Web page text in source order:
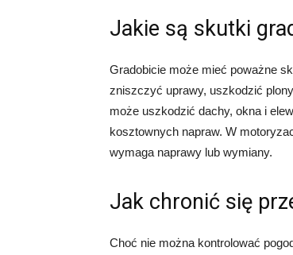
Jakie są skutki
Gradobicie może mieć poważne
zniszczyć uprawy, uszkodzić
może uszkodzić dachy, okna i
kosztownych napraw. W
wymaga naprawy lub wymiany.
Jak chronić się
Choć nie można kontrolować